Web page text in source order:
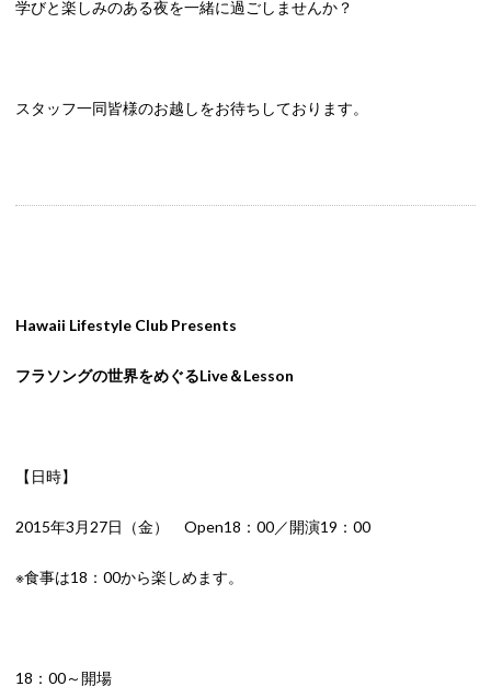
学びと楽しみのある夜を一緒に過ごしませんか？
スタッフ一同皆様のお越しをお待ちしております。
Hawaii Lifestyle Club Presents
フラソングの世界をめぐるLive＆Lesson
【日時】
2015年3月27日（金） Open18：00／開演19：00
※食事は18：00から楽しめます。
18：00～開場